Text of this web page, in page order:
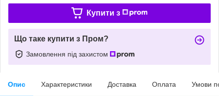
Купити з
Що таке купити з Пром?
Замовлення під захистом
Опис Характеристики Доставка Оплата Умови